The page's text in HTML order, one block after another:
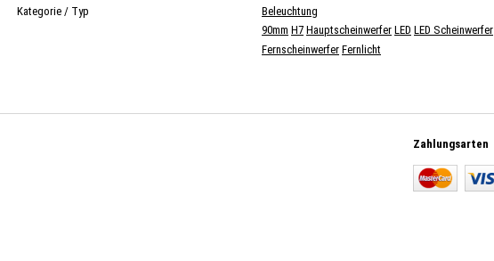
Kategorie / Typ
Beleuchtung
90mm H7 Hauptscheinwerfer LED LED Scheinwerfer
Fernscheinwerfer Fernlicht
Zahlungsarten